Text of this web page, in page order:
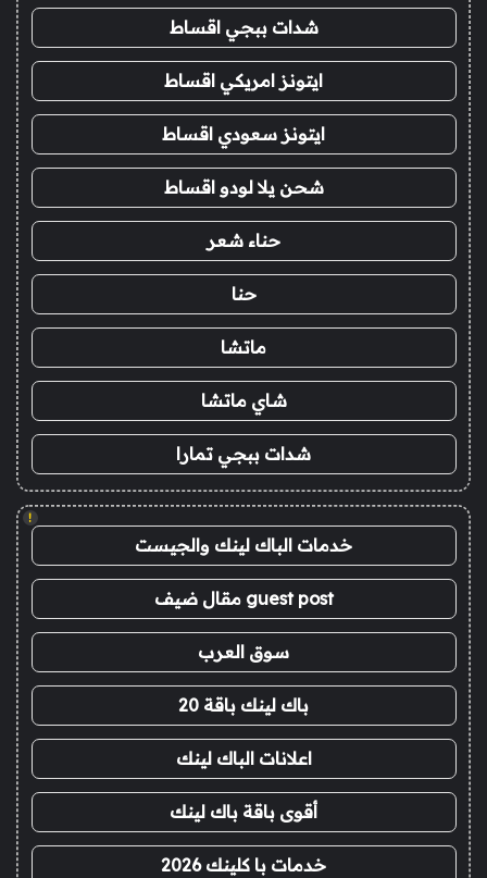
شدات ببجي اقساط
ايتونز امريكي اقساط
ايتونز سعودي اقساط
شحن يلا لودو اقساط
حناء شعر
حنا
ماتشا
شاي ماتشا
شدات ببجي تمارا
!
خدمات الباك لينك والجيست
guest post مقال ضيف
سوق العرب
باك لينك باقة 20
اعلانات الباك لينك
أقوى باقة باك لينك
خدمات با كلينك 2026